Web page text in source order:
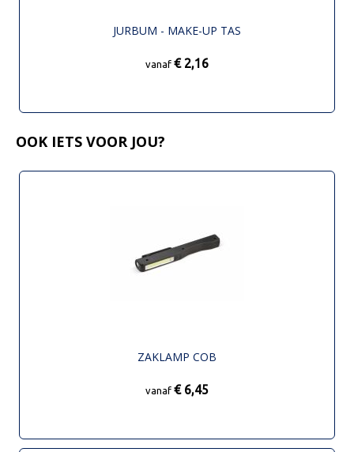
JURBUM - MAKE-UP TAS
vanaf € 2,16
OOK IETS VOOR JOU?
ZAKLAMP COB
vanaf € 6,45